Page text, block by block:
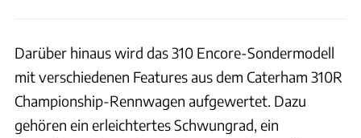
Darüber hinaus wird das 310 Encore-Sondermodell
mit verschiedenen Features aus dem Caterham 310R
Championship-Rennwagen aufgewertet. Dazu
gehören ein erleichtertes Schwungrad, ein